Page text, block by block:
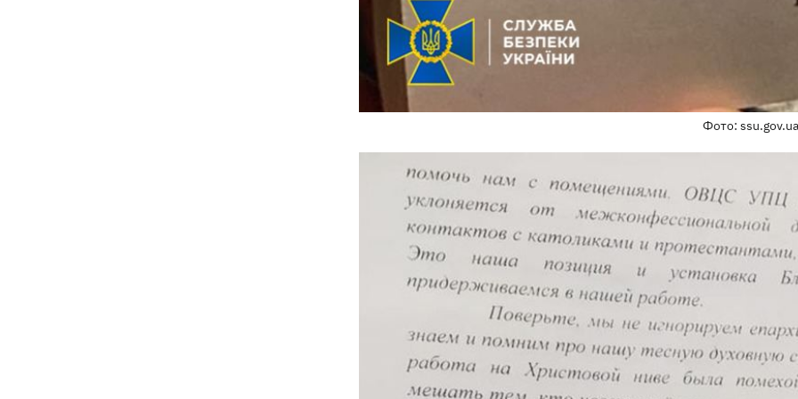
Фото: ssu.gov.ua